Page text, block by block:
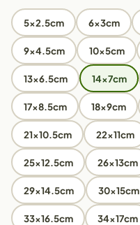
5x2.5cm 6x3cm
9x4.5cm 10x5cm
13x6.5cm 14x7cm
17x8.5cm 18x9cm
21x10.5cm 22x11cm
25x12.5cm 26x13cm
29x14.5cm 30x15cm
33x16.5cm 34x17cm